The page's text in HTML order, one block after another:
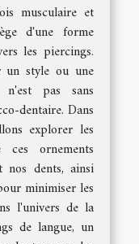
musculaire et
d'une forme
les piercings.
style ou une
n'est pas sans
dentaire. Dans
explorer les
ces ornements
dents, ainsi
minimiser les
l'univers de la
de langue, un